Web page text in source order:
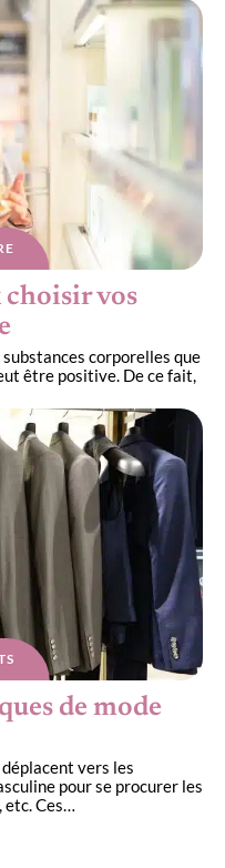
choisir vos
corporelles que
être positive. De ce fait,
de mode
déplacent vers les
pour se procurer les
Ces…